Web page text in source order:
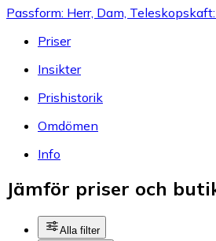
Passform: Herr, Dam,
Priser
Insikter
Prishistorik
Omdömen
Info
Jämför priser och
Alla filter